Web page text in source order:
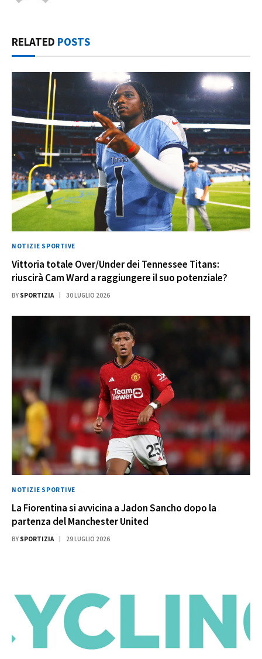
RELATED POSTS
NOTIZIE SPORTIVE
Vittoria totale Over/Under dei Tennessee Titans:
riuscirà Cam Ward a raggiungere il suo potenziale?
BY SPORTIZIA 30 LUGLIO 2026
NOTIZIE SPORTIVE
La Fiorentina si avvicina a Jadon Sancho dopo la
partenza del Manchester United
BY SPORTIZIA 29 LUGLIO 2026